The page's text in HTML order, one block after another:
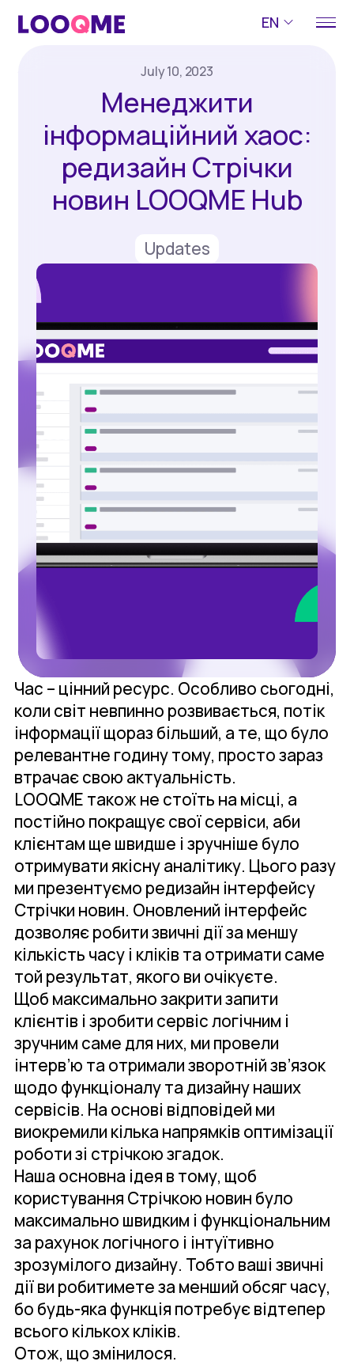
EN
July 10, 2023
Менеджити
інформаційний хаос:
редизайн Cтрічки
новин LOOQME Hub
Updates
Час – цінний ресурс. Особливо сьогодні,
коли світ невпинно розвивається, потік
інформації щораз більший, а те, що було
релевантне годину тому, просто зараз
втрачає свою актуальність.
LOOQME також не стоїть на місці, а
постійно покращує свої сервіси, аби
клієнтам ще швидше і зручніше було
отримувати якісну аналітику. Цього разу
ми презентуємо редизайн інтерфейсу
Стрічки новин. Оновлений інтерфейс
дозволяє робити звичні дії за меншу
кількість часу і кліків та отримати саме
той результат, якого ви очікуєте.
Щоб максимально закрити запити
клієнтів і зробити сервіс логічним і
зручним саме для них, ми провели
інтерв’ю та отримали зворотній зв’язок
щодо функціоналу та дизайну наших
сервісів. На основі відповідей ми
виокремили кілька напрямків оптимізації
роботи зі стрічкою згадок.
Наша основна ідея в тому, щоб
користування Стрічкою новин було
максимально швидким і функціональним
за рахунок логічного і інтуїтивно
зрозумілого дизайну. Тобто ваші звичні
дії ви робитимете за менший обсяг часу,
бо будь-яка функція потребує відтепер
всього кількох кліків.
Отож, що змінилося.